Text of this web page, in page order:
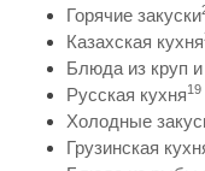
Горячие закуски
Казахская кухня
Блюда из круп
Русская кухня19
Холодные
Грузинская